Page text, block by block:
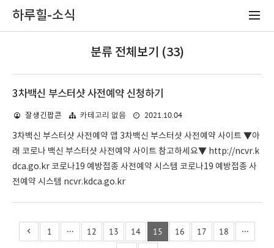
하루힐-소식
분류 전체보기 (33)
3차백신 부스터샷 사전예약 신청하기
잘생긴팝콘 카테고리 없음 2021.10.04
3차백신 부스터샷 사전예약 앱 3차백신 부스터샷 사전예약 사이트 ▼아
래 코로나 백신 부스터샷 사전예약 사이트 참고하세요▼ http://ncvr.k
dca.go.kr 코로나19 예방접종 사전예약 시스템 코로나19 예방접종 사
전예약 시스템 ncvr.kdca.go.kr
1 ··· 12 13 14 15 16 17 18
···